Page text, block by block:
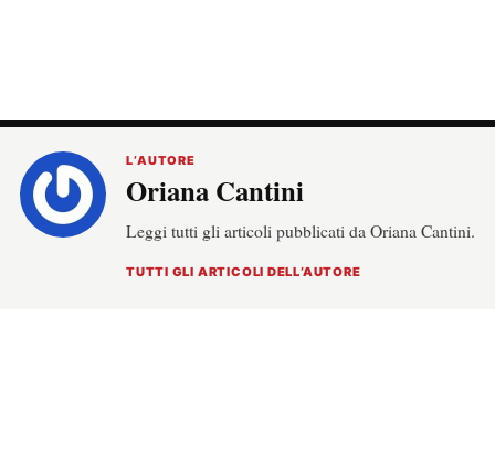
L’AUTORE
Oriana Cantini
Leggi tutti gli articoli pubblicati da Oriana Cantini.
TUTTI GLI ARTICOLI DELL’AUTORE